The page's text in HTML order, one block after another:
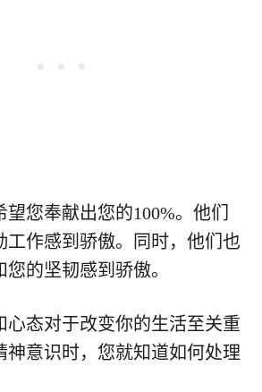
您奉献出您的100%。他们
工作感到骄傲。同时，他们也
的坚韧感到骄傲。
心态对于改变你的生活至关重
神意识时，您就知道如何处理